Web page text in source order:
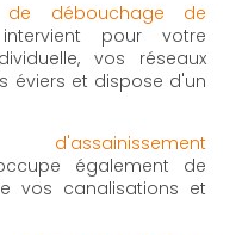
de débouchage de
pour votre
vos réseaux
éviers et dispose d'un
également de
vos canalisations et